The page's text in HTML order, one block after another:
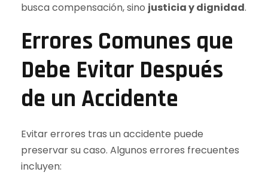
busca compensación, sino justicia y dignidad.
Errores Comunes que
Debe Evitar Después
de un Accidente
Evitar errores tras un accidente puede
preservar su caso. Algunos errores frecuentes
incluyen: